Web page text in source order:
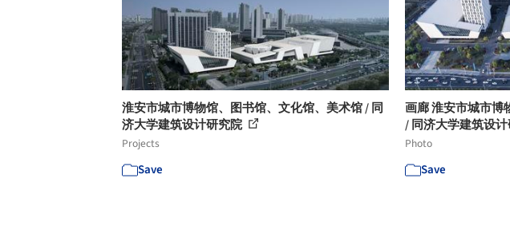
淮安市城市博物馆、图书馆、文化馆、美术馆 / 同
济大学建筑设计研究院
Projects
Save
画廊 淮安市城市博
/ 同济大学建筑设计
Photo
Save